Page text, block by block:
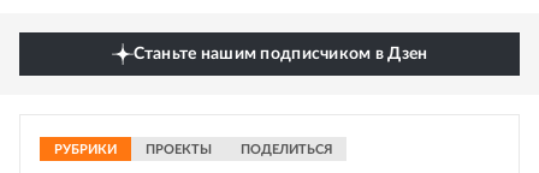
Станьте нашим подписчиком в Дзен
РУБРИКИ ПРОЕКТЫ ПОДЕЛИТЬСЯ